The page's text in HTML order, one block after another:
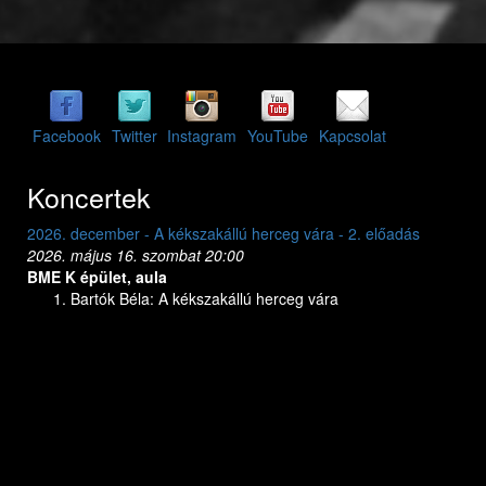
Facebook Twitter Instagram YouTube Kapcsolat
Koncertek
2026. december - A kékszakállú herceg vára - 2. előadás
2026. május 16. szombat 20:00
BME K épület, aula
Bartók Béla: A kékszakállú herceg vára